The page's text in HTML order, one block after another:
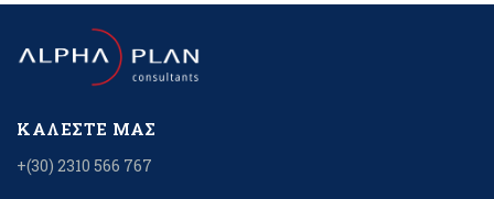
ΚΑΛΈΣΤΕ ΜΑΣ
+(30) 2310 566 767